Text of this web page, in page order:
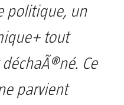
politique, un
tout
déchaÃ®né. Ce
parvient